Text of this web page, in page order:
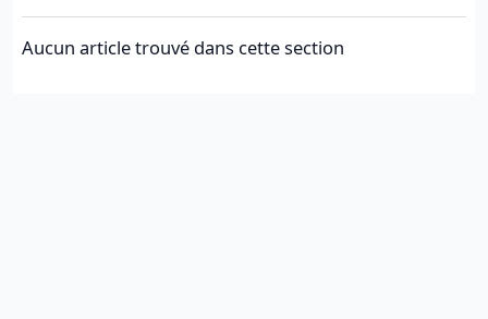
Aucun article trouvé dans cette section